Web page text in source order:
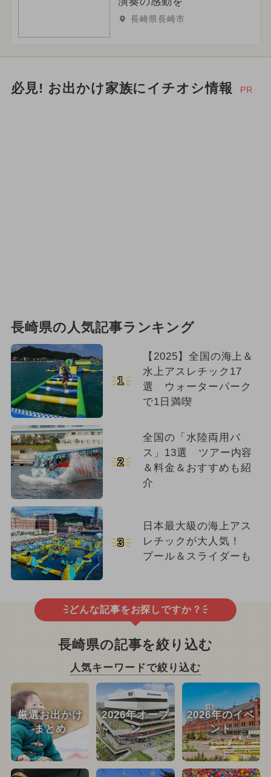
長崎県長崎市
必見! お出かけ家族にイチオシ情報 PR
長崎県の人気記事ランキング
1
【2025】全国の海上＆
水上アスレチック17
選 ウォーターパーク
で1日満喫
2
全国の「水陸両用バ
ス」13選 ツアー内容
＆料金＆おすすめも紹
介
3
日本最大級の海上アス
レチックが大人気！
プール＆スライダーも
どんな記事をお探しですか？
長崎県の記事を絞り込む
人気キーワードで絞り込む
厳選お出かけ
まとめ
2026年オープ
ン
2026年のイベ
ント